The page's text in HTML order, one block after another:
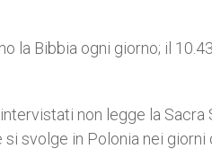
la Bibbia ogni giorno; il
non legge la
svolge in Polonia nei giorni